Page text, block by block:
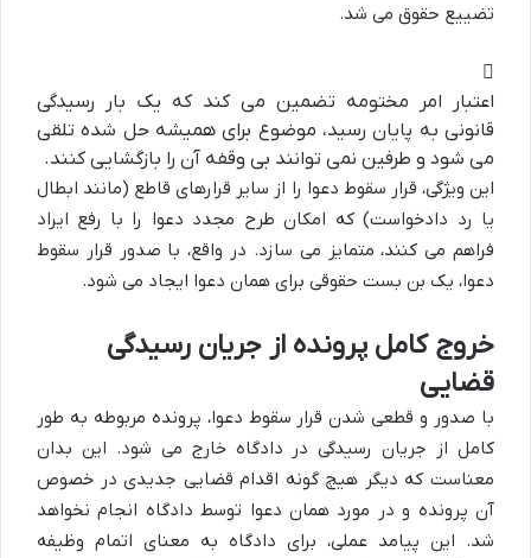
تضییع حقوق می شد.
اعتبار امر مختومه تضمین می کند که یک بار رسیدگی
قانونی به پایان رسید، موضوع برای همیشه حل شده تلقی
می شود و طرفین نمی توانند بی وقفه آن را بازگشایی کنند.
این ویژگی، قرار سقوط دعوا را از سایر قرارهای قاطع (مانند ابطال
یا رد دادخواست) که امکان طرح مجدد دعوا را با رفع ایراد
فراهم می کنند، متمایز می سازد. در واقع، با صدور قرار سقوط
دعوا، یک بن بست حقوقی برای همان دعوا ایجاد می شود.
خروج کامل پرونده از جریان رسیدگی
قضایی
با صدور و قطعی شدن قرار سقوط دعوا، پرونده مربوطه به طور
کامل از جریان رسیدگی در دادگاه خارج می شود. این بدان
معناست که دیگر هیچ گونه اقدام قضایی جدیدی در خصوص
آن پرونده و در مورد همان دعوا توسط دادگاه انجام نخواهد
شد. این پیامد عملی، برای دادگاه به معنای اتمام وظیفه